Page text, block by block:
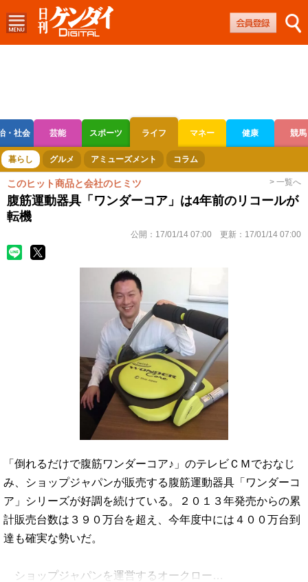
・社会 芸能 スポーツ ライフ マネー 健康 競馬
ボートレース 競輪 オートレース
暮らし グルメ アミューズメント コラム
このヒット商品と会社のヒミツ > 一覧へ
腹筋運動器具「ワンダーコア」は4年前のリコールが
転機
公開： 17/01/14 07:00 更新： 17/01/14 07:00
「倒れるだけで腹筋ワンダーコア♪」のテレビＣＭでおなじ
み、ショップジャパンが販売する腹筋運動器具「ワンダーコ
ア」シリーズが好調を続けている。２０１３年発売からの累
計販売台数は３９０万台を超え、今年度中には４００万台到
達も確実な勢いだ。
ショップジャパンを運営するオークロー…